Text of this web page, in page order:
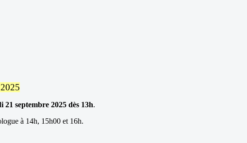
21 septembre 2025 dès 13h.
à 14h, 15h00 et 16h.